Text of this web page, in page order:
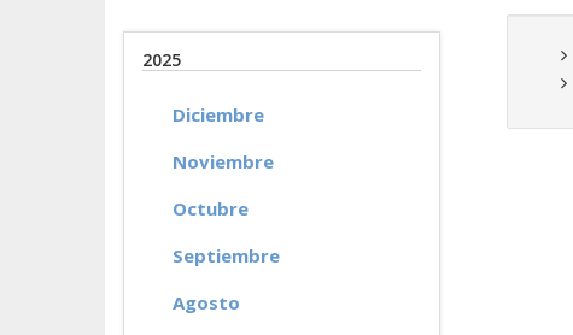
2025
Diciembre
Noviembre
Octubre
Septiembre
Agosto